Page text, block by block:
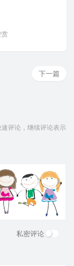
赏
下一篇
评论，继续评论表示
私密评论